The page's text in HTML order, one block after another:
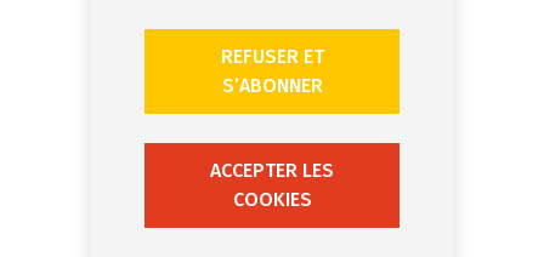
REFUSER ET
S’ABONNER
ACCEPTER LES
COOKIES